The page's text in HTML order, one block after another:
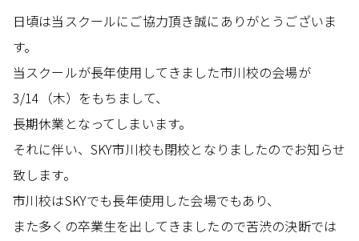
日頃は当スクールにご協力頂き誠にありがとうございま
す。
当スクールが長年使用してきました市川校の会場が
3/14（木）をもちまして、
長期休業となってしまいます。
それに伴い、SKY市川校も閉校となりましたのでお知らせ
致します。
市川校はSKYでも長年使用した会場でもあり、
また多くの卒業生を出してきましたので苦渋の決断では